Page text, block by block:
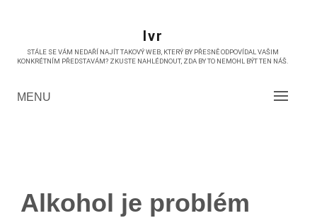
Ivr
STÁLE SE VÁM NEDAŘÍ NAJÍT TAKOVÝ WEB, KTERÝ BY PŘESNĚ ODPOVÍDAL VAŠIM
KONKRÉTNÍM PŘEDSTAVÁM? ZKUSTE NAHLÉDNOUT, ZDA BY TO NEMOHL BÝT TEN NÁŠ.
MENU
Alkohol je problém